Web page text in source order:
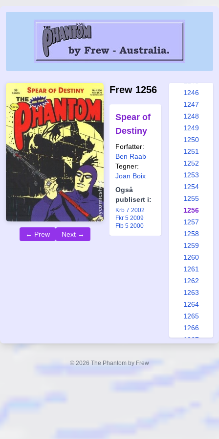
← Prew Next →
Frew 1256
Spear of
Destiny
Forfatter:
Ben Raab
Tegner:
Joan Boix
Også
publisert i:
Krb 7 2002
Fkr 5 2009
Ftb 5 2000
1239
1240
1246
1247
1248
1249
1250
1251
1252
1253
1254
1255
1256
1257
1258
1259
1260
1261
1262
1263
1264
1265
1266
1267
© 2026 The Phantom by Frew